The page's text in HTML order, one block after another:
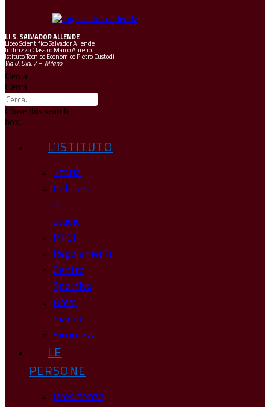
I.I.S.SALVADOR ALLENDE
Liceo Scientifico Salvador Allende
Indirizzo Classico Marco Aurelio
Istituto Tecnico Economico Pietro Custodi
Via U. Dini, 7 – Milano
Cerca
Cerca
Close this search
box.
L’ISTITUTO
Storia
Indirizzi
di
studio
PTOF
Regolamenti
Centro
Sportivo
Dove
Siamo
Sicurezza
LE
PERSONE
Presidenza